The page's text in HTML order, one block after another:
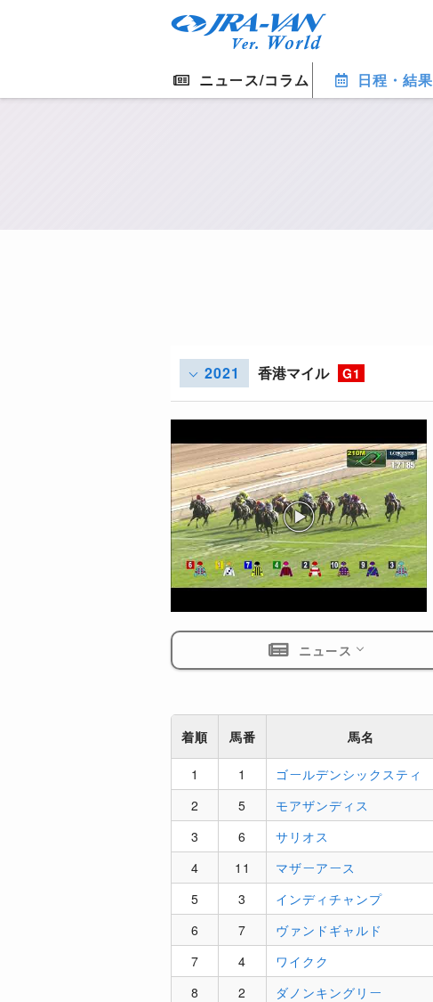
ニュース/コラム 日程・結果
2021 香港マイル G1
ニュース
着順 馬番 馬名
1 1 ゴールデンシックスティ
2
5 モアザンディス
3
6 サリオス
4
11 マザーアース
5
3 インディチャンプ
6
7 ヴァンドギャルド
7
4 ワイクク
8
2 ダノンキングリー